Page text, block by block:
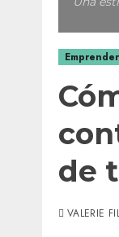
Emprender
de
VALERIE